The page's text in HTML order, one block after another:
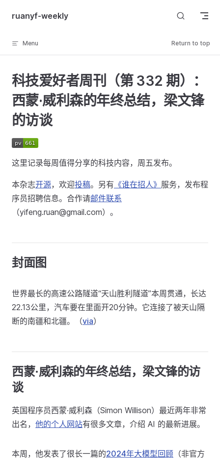
Skip to content
ruanyf-weekly
Menu Return to top
科技爱好者周刊（第 332 期）：
西蒙·威利森的年终总结，梁文锋
的访谈
这里记录每周值得分享的科技内容，周五发布。
本杂志开源，欢迎投稿。另有 《谁在招人》 服务，发布程
序员招聘信息。合作请邮件联系
（yifeng.ruan@gmail.com）。
封面图
世界最长的高速公路隧道“天山胜利隧道”本周贯通，长达
22.13公里，汽车要在里面开20分钟。它连接了被天山隔
断的南疆和北疆。（via）
西蒙·威利森的年终总结，梁文锋的访
谈
英国程序员西蒙·威利森（Simon Willison）最近两年非常
出名， 他的个人网站有很多文章，介绍 AI 的最新进展。
本周，他发表了很长一篇的2024年大模型回顾 （非官方